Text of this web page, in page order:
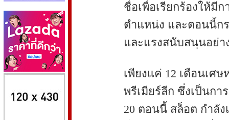
ชื่อเพื่อเรียกร้องให้มี
ตำแหน่ง และตอนนี้ก
และแรงสนับสนุนอย่
เพียงแค่ 12 เดือนเศ
พรีเมียร์ลีก ซึ่งเป็นก
20 ตอนนี้ สล็อต กำลัง